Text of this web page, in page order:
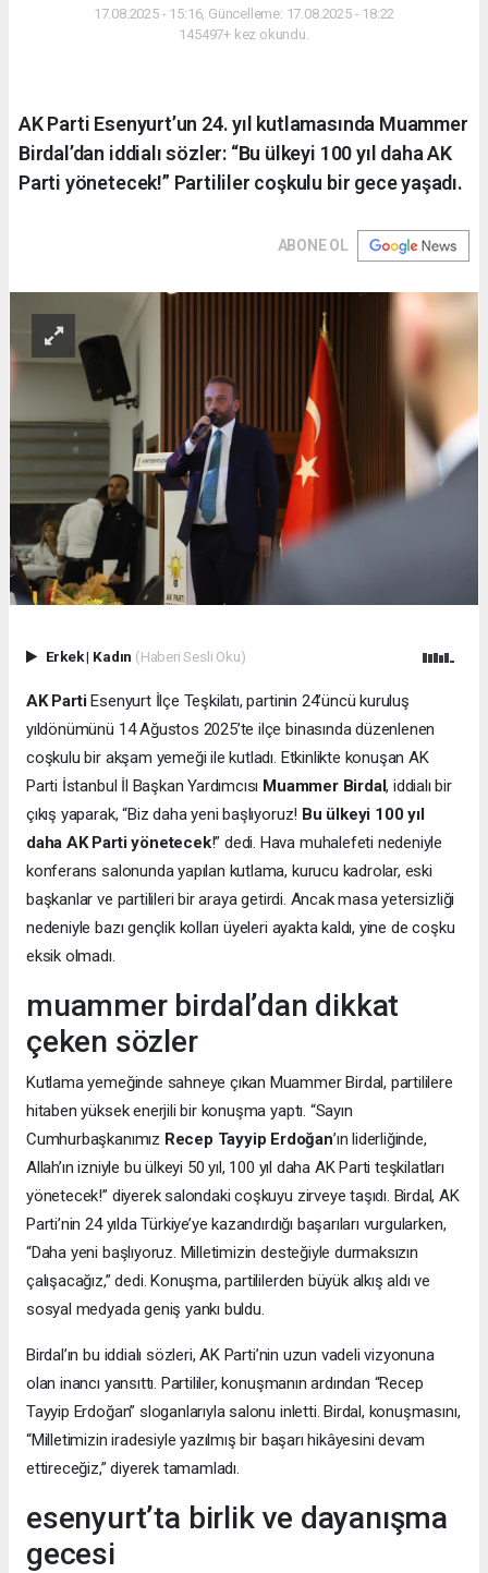
17.08.2025 - 15:16, Güncelleme: 17.08.2025 - 18:22
145497+ kez okundu.
AK Parti Esenyurt’un 24. yıl kutlamasında Muammer
Birdal’dan iddialı sözler: “Bu ülkeyi 100 yıl daha AK
Parti yönetecek!” Partililer coşkulu bir gece yaşadı.
ABONE OL
Erkek| Kadın (Haberi Sesli Oku)
AK PartiEsenyurt İlçe Teşkilatı, partinin 24’üncü kuruluş
yıldönümünü 14 Ağustos 2025’te ilçe binasında düzenlenen
coşkulu bir akşam yemeği ile kutladı. Etkinlikte konuşan AK
Parti İstanbul İl Başkan Yardımcısı Muammer Birdal, iddialı bir
çıkış yaparak, “Biz daha yeni başlıyoruz! Bu ülkeyi 100 yıl
daha AK Parti yönetecek!” dedi. Hava muhalefeti nedeniyle
konferans salonunda yapılan kutlama, kurucu kadrolar, eski
başkanlar ve partilileri bir araya getirdi. Ancak masa yetersizliği
nedeniyle bazı gençlik kolları üyeleri ayakta kaldı, yine de coşku
eksik olmadı.
muammer birdal’dan dikkat
çeken sözler
Kutlama yemeğinde sahneye çıkan Muammer Birdal, partililere
hitaben yüksek enerjili bir konuşma yaptı. “Sayın
Cumhurbaşkanımız Recep Tayyip Erdoğan’ın liderliğinde,
Allah’ın izniyle bu ülkeyi 50 yıl, 100 yıl daha AK Parti teşkilatları
yönetecek!” diyerek salondaki coşkuyu zirveye taşıdı. Birdal, AK
Parti’nin 24 yılda Türkiye’ye kazandırdığı başarıları vurgularken,
“Daha yeni başlıyoruz. Milletimizin desteğiyle durmaksızın
çalışacağız,” dedi. Konuşma, partililerden büyük alkış aldı ve
sosyal medyada geniş yankı buldu.
Birdal’ın bu iddialı sözleri, AK Parti’nin uzun vadeli vizyonuna
olan inancı yansıttı. Partililer, konuşmanın ardından “Recep
Tayyip Erdoğan” sloganlarıyla salonu inletti. Birdal, konuşmasını,
“Milletimizin iradesiyle yazılmış bir başarı hikâyesini devam
ettireceğiz,” diyerek tamamladı.
esenyurt’ta birlik ve dayanışma
gecesi